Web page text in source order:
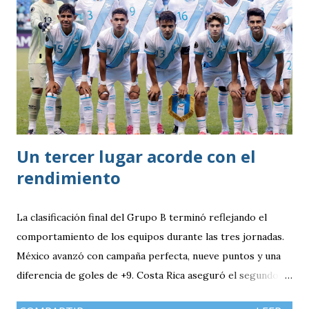
Un tercer lugar acorde con el
rendimiento
La clasificación final del Grupo B terminó reflejando el
comportamiento de los equipos durante las tres jornadas.
México avanzó con campaña perfecta, nueve puntos y una
diferencia de goles de +9. Costa Rica aseguró el segundo